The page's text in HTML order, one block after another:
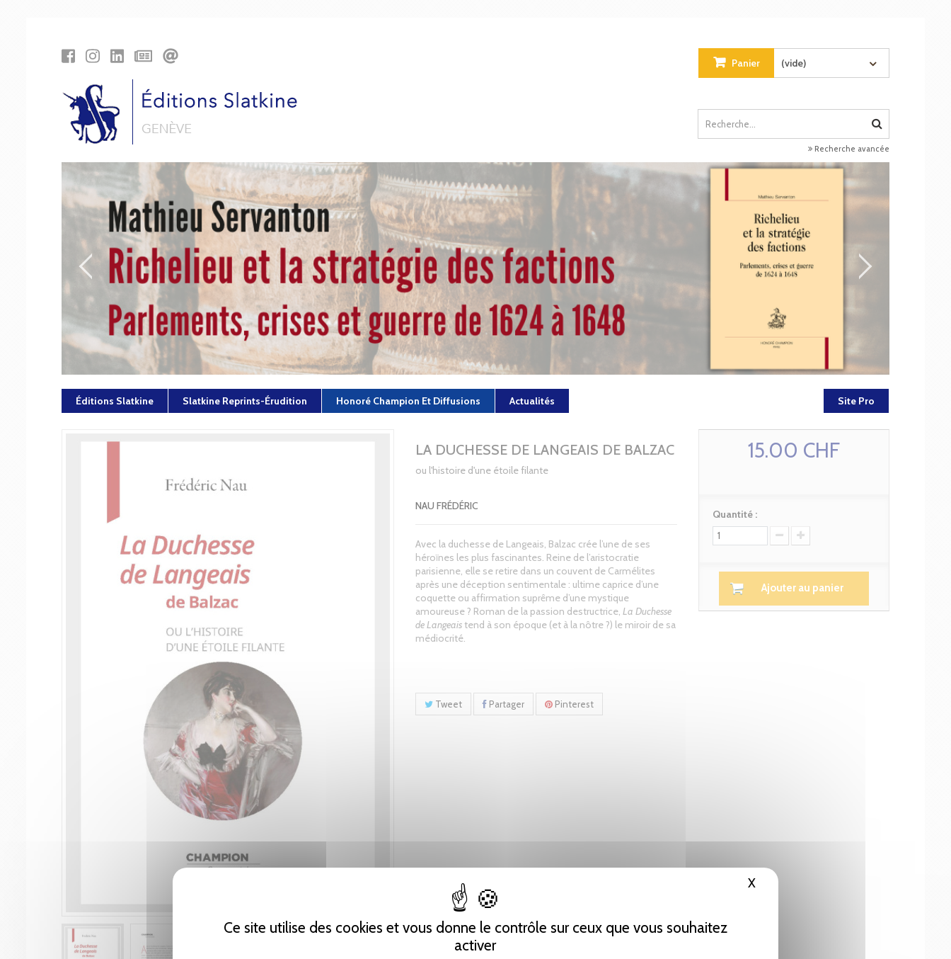
Ce site utilise des cookies et vous donne le contrôle sur ceux que vous souhaitez
activer
X Masquer le bandeau des cookies
Panier (vide)
Recherche avancée
Éditions Slatkine Slatkine Reprints-Érudition Honoré Champion Et Diffusions Actualités Site Pro
LA DUCHESSE DE LANGEAIS DE BALZAC
ou l'histoire d'une étoile filante
NAU FRÉDÉRIC
Avec la duchesse de Langeais, Balzac crée l’une de ses
héroïnes les plus fascinantes. Reine de l’aristocratie
parisienne, elle se retire dans un couvent de Carmélites
après une déception sentimentale : ultime caprice d’une
coquette ou affirmation suprême d’une mystique
amoureuse ? Roman de la passion destructrice, La Duchesse
de Langeaistend à son époque (et à la nôtre ?) le miroir de sa
médiocrité.
Tweet Partager Pinterest
15.00 CHF
Quantité :
Ajouter au panier